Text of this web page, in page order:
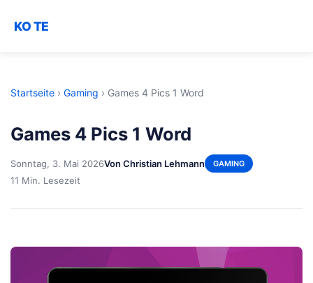
KO TE
Startseite › Gaming › Games 4 Pics 1 Word
Games 4 Pics 1 Word
Sonntag, 3. Mai 2026Von Christian Lehmann GAMING
11 Min. Lesezeit